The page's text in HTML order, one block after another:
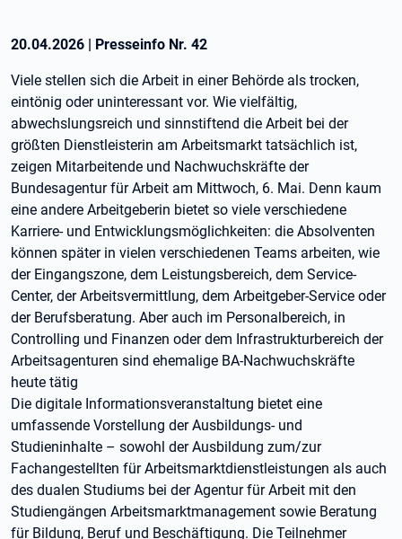
20.04.2026 | Presseinfo Nr. 42
Viele stellen sich die Arbeit in einer Behörde als trocken,
eintönig oder uninteressant vor. Wie vielfältig,
abwechslungsreich und sinnstiftend die Arbeit bei der
größten Dienstleisterin am Arbeitsmarkt tatsächlich ist,
zeigen Mitarbeitende und Nachwuchskräfte der
Bundesagentur für Arbeit am Mittwoch, 6. Mai. Denn kaum
eine andere Arbeitgeberin bietet so viele verschiedene
Karriere- und Entwicklungsmöglichkeiten: die Absolventen
können später in vielen verschiedenen Teams arbeiten, wie
der Eingangszone, dem Leistungsbereich, dem Service-
Center, der Arbeitsvermittlung, dem Arbeitgeber-Service oder
der Berufsberatung. Aber auch im Personalbereich, in
Controlling und Finanzen oder dem Infrastrukturbereich der
Arbeitsagenturen sind ehemalige BA-Nachwuchskräfte
heute tätig
Die digitale Informationsveranstaltung bietet eine
umfassende Vorstellung der Ausbildungs- und
Studieninhalte – sowohl der Ausbildung zum/zur
Fachangestellten für Arbeitsmarktdienstleistungen als auch
des dualen Studiums bei der Agentur für Arbeit mit den
Studiengängen Arbeitsmarktmanagement sowie Beratung
für Bildung, Beruf und Beschäftigung. Die Teilnehmer